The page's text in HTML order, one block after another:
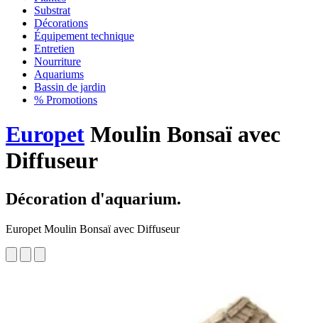
Substrat
Décorations
Équipement technique
Entretien
Nourriture
Aquariums
Bassin de jardin
% Promotions
Europet Moulin Bonsaï avec
Diffuseur
Décoration d'aquarium.
Europet Moulin Bonsaï avec Diffuseur